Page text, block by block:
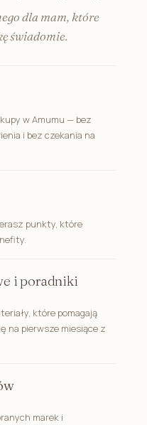
dla mam, które
świadomie.
w Amumu — bez
i bez czekania na
punkty, które
i poradniki
które pomagają
na pierwsze miesiące z
marek i